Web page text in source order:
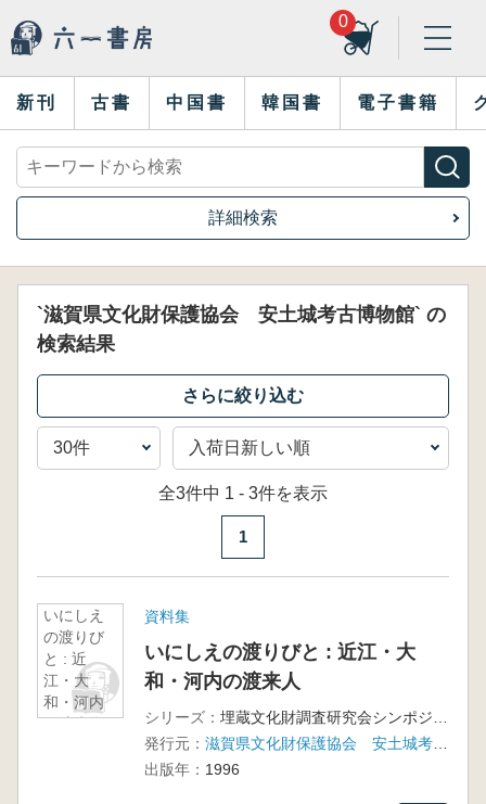
0
新刊 古書 中国書 韓国書 電子書籍
詳細検索
`滋賀県文化財保護協会 安土城考古博物館` の
検索結果
全3件中 1 - 3件を表示
1
いにしえ
の渡りび
と : 近
江・大
和・河内
の渡来人
資料集
いにしえの渡りびと : 近江・大
和・河内の渡来人
シリーズ：
発行元：
滋賀県文化財保護協会 安土城考古博物館
出版年： 1996